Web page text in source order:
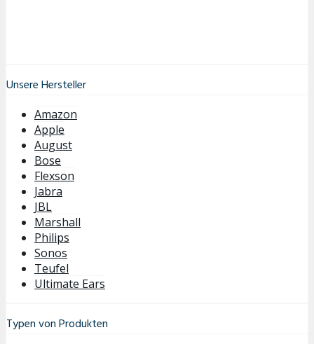
Unsere Hersteller
Amazon
Apple
August
Bose
Flexson
Jabra
JBL
Marshall
Philips
Sonos
Teufel
Ultimate Ears
Typen von Produkten